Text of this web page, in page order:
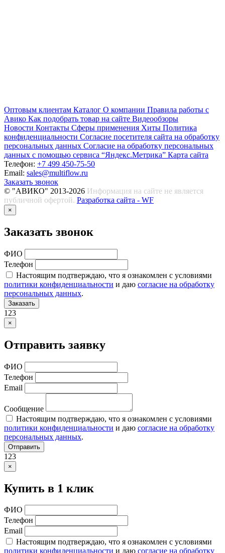
Оптовым клиентам Каталог О компании Правила работы с
Авико Как подобрать товар на сайте Видеообзоры
Новости Контакты Сферы применения Хиты Политика
конфиденциальности Согласие посетителя сайта на обработку
персональных данных Согласие на обработку персональных
данных с помощью сервиса “Яндекс.Метрика” Карта сайта
Телефон: +7 499 450-75-50
Email: sales@multiflow.ru
Заказать звонок
© "АВИКО" 2013-2026 Информация на сайте не является
публичной офертой. Разработка сайта - WF
×
Заказать звонок
ФИО
Телефон
Настоящим подтверждаю, что я ознакомлен с условиями
политики конфиденциальности и даю согласие на обработку
персональных данных.
Заказать
123
×
Отправить заявку
ФИО
Телефон
Email
Сообщение
Настоящим подтверждаю, что я ознакомлен с условиями
политики конфиденциальности и даю согласие на обработку
персональных данных.
Отправить
123
×
Купить в 1 клик
ФИО
Телефон
Email
Настоящим подтверждаю, что я ознакомлен с условиями
политики конфиденциальности и даю согласие на обработку